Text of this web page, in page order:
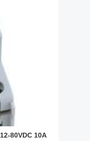
80VDC 10A